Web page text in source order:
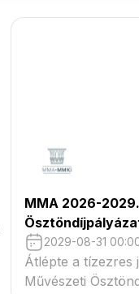
MMA 2026-
2029-08-31
Átlépte a tízezres
Művészeti